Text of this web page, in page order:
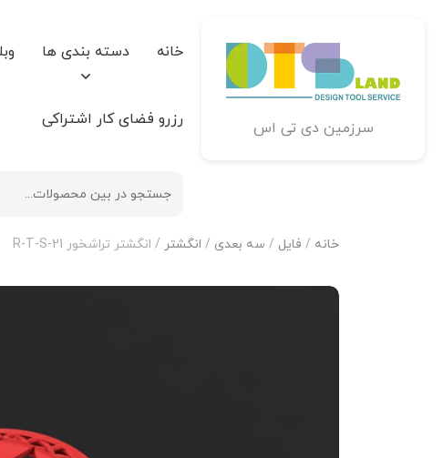
سرزمین دی تی اس
خانه دسته بندی ها
رزرو فضای کار اشتراکی
خانه / فایل / سه بعدی / انگشتر / انگشتر تراشخور R-T-S-21